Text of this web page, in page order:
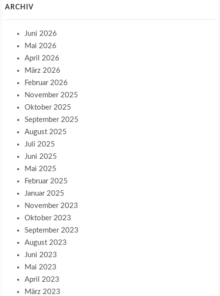
ARCHIV
Juni 2026
Mai 2026
April 2026
März 2026
Februar 2026
November 2025
Oktober 2025
September 2025
August 2025
Juli 2025
Juni 2025
Mai 2025
Februar 2025
Januar 2025
November 2023
Oktober 2023
September 2023
August 2023
Juni 2023
Mai 2023
April 2023
März 2023